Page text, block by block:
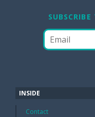
INSIDE
Contact